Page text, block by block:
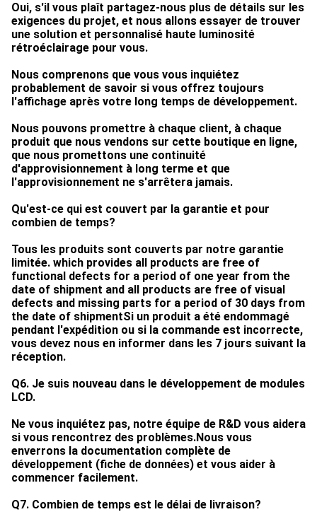
Oui, s'il vous plaît partagez-nous plus de détails sur les
exigences du projet, et nous allons essayer de trouver
une solution et personnalisé haute luminosité
rétroéclairage pour vous.
Nous comprenons que vous vous inquiétez
probablement de savoir si vous offrez toujours
l'affichage après votre long temps de développement.
Nous pouvons promettre à chaque client, à chaque
produit que nous vendons sur cette boutique en ligne,
que nous promettons une continuité
d'approvisionnement à long terme et que
l'approvisionnement ne s'arrêtera jamais.
Qu'est-ce qui est couvert par la garantie et pour
combien de temps?
Tous les produits sont couverts par notre garantie
limitée. which provides all products are free of
functional defects for a period of one year from the
date of shipment and all products are free of visual
defects and missing parts for a period of 30 days from
the date of shipmentSi un produit a été endommagé
pendant l'expédition ou si la commande est incorrecte,
vous devez nous en informer dans les 7 jours suivant la
réception.
Q6. Je suis nouveau dans le développement de modules
LCD.
Ne vous inquiétez pas, notre équipe de R&D vous aidera
si vous rencontrez des problèmes.Nous vous
enverrons la documentation complète de
développement (fiche de données) et vous aider à
commencer facilement.
Q7. Combien de temps est le délai de livraison?